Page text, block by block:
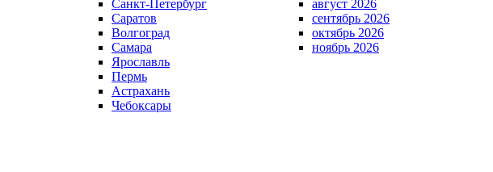
Санкт-Петербург
Саратов
Волгоград
Самара
Ярославль
Пермь
Астрахань
Чебоксары
август 2026
сентябрь 2026
октябрь 2026
ноябрь 2026